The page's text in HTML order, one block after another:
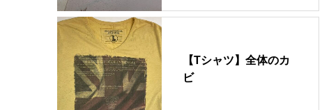
【Tシャツ】全体のカ
ビ